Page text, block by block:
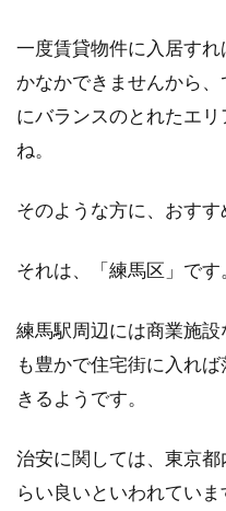
一度賃貸物件に入居す
かなかできませんから
にバランスのとれたエ
ね。
そのような方に、おすす
それは、「練馬区」です
練馬駅周辺には商業施
も豊かで住宅街に入れ
きるようです。
治安に関しては、東京
らい良いといわれていま